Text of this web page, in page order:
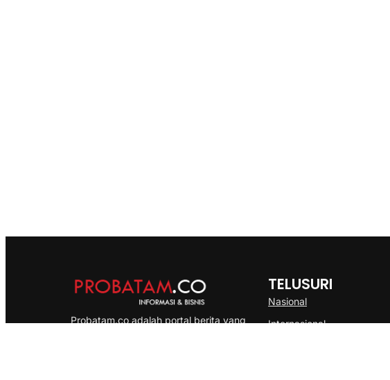
Probatam.co adalah portal berita yang
TELUSURI
Nasional
Internasional